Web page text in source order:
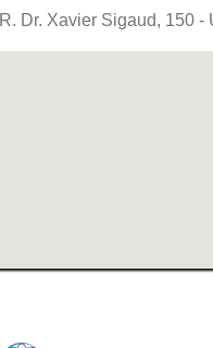
R. Dr. Xavier Sigaud, 150 -